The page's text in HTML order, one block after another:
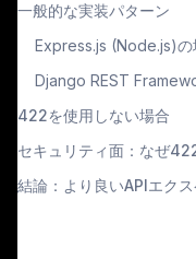
一般的な実装パターン
Express.js (Node.js)の
Django REST
422を使用しない場合
セキュリティ面：なぜ
結論：より良いAPIエク